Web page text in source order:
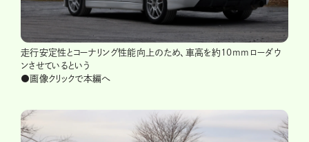
走行安定性とコーナリング性能向上のため、車高を約10mmローダウ
ンさせているという
●画像クリックで本編へ